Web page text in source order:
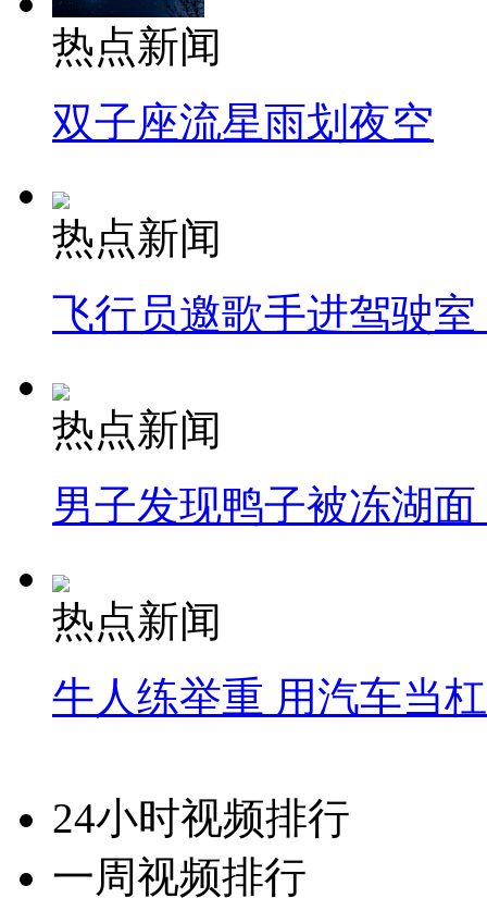
热点新闻
双子座流星雨划夜空
热点新闻
飞行员邀歌手进驾驶
热点新闻
男子发现鸭子被冻湖
热点新闻
牛人练举重 用汽车当
24小时视频排行
一周视频排行